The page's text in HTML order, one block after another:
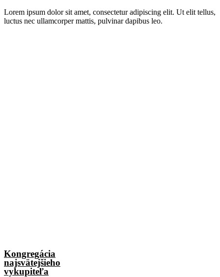
Lorem ipsum dolor sit amet, consectetur adipiscing elit. Ut elit tellus,
luctus nec ullamcorper mattis, pulvinar dapibus leo.
Kongregácia
najsvätejšieho
vykupiteľa